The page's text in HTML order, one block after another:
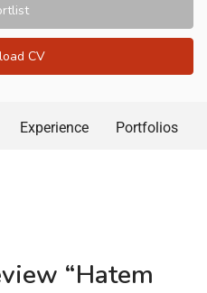
CV
Experience Portfolios
“Hatem